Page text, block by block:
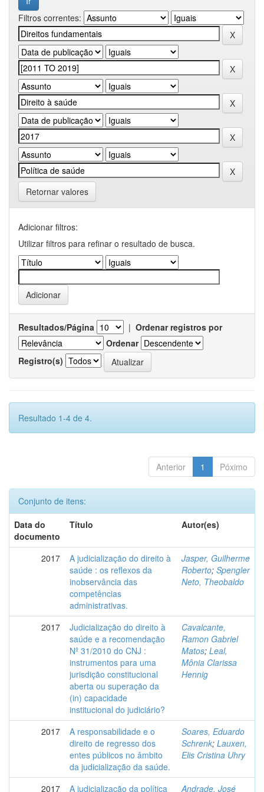
Filtros correntes:
Retornar valores
Adicionar filtros:
Utilizar filtros para refinar o resultado de busca.
Resultados/Página | Ordenar registros por
Ordenar
Registro(s)
Resultado 1-4 de 4.
Anterior 1 Póximo
Conjunto de itens:
Data do
documento
Título Autor(es)
2017
A judicialização do direito à
saúde : os reflexos da
inobservância das
competências
administrativas.
Jasper, Guilherme
Roberto; Spengler
Neto, Theobaldo
2017
Judicialização do direito à
saúde e a recomendação
Nº 31/2010 do CNJ :
instrumentos para uma
jurisdição constitucional
aberta ou superação da
(in) capacidade
institucional do judiciário?
Cavalcante,
Ramon Gabriel
Matos; Leal,
Mônia Clarissa
Hennig
2017
A responsabilidade e o
direito de regresso dos
entes públicos no âmbito
da judicialização da saúde.
Soares, Eduardo
Schrenk; Lauxen,
Elis Cristina Uhry
2017 A judicialização da política Andrade, José